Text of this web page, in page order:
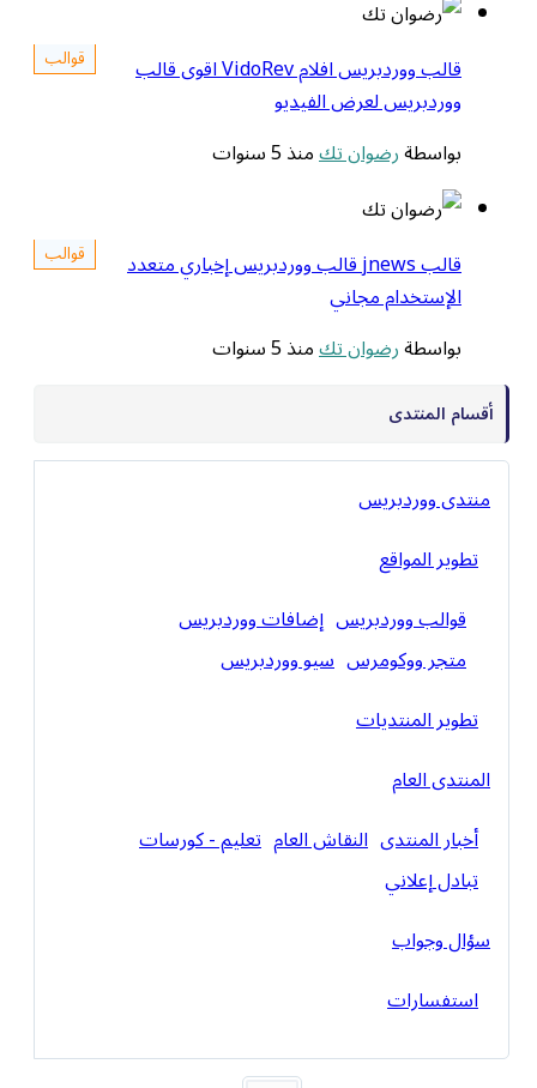
قوالب قالب ووردبريس افلام VidoRev اقوى قالب
ووردبريس لعرض الفيديو
بواسطةرضوان تكمنذ 5 سنوات
قوالب قالب jnews قالب ووردبريس إخباري متعدد
الإستخدام مجاني
بواسطةرضوان تكمنذ 5 سنوات
أقسام المنتدى
منتدى ووردبريس
تطوير المواقع
قوالب ووردبريس إضافات ووردبريس
متجر ووكومرس سيو ووردبريس
تطوير المنتديات
المنتدى العام
أخبار المنتدى النقاش العام تعليم - كورسات
تبادل إعلاني
سؤال وجواب
استفسارات